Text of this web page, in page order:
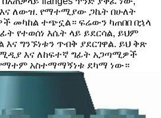
እና ለውዝ. የማተሚያው ጋኬት በሁለት
መካከል ተጭኗል። ፍሬውን ካጠበበ በኋላ
የተወሰነ እሴት ላይ ይደርሳል, ይህም
ግንኙነቱን ጥብቅ ያደርገዋል. ይህ ቅጽ
እና ለከፍተኛ ግፊት አጋጣሚዎች
የማተም አስተማማኝነቱ ደካማ ነው።